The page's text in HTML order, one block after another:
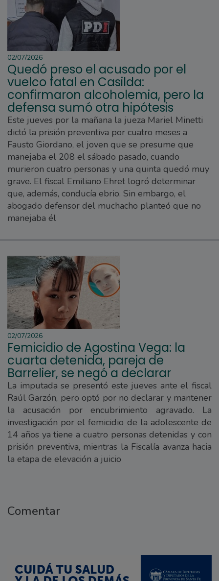
02/07/2026
Quedó preso el acusado por el
vuelco fatal en Casilda:
confirmaron alcoholemia, pero la
defensa sumó otra hipótesis
Este jueves por la mañana la jueza Mariel Minetti
dictó la prisión preventiva por cuatro meses a
Fausto Giordano, el joven que se presume que
manejaba el 208 el sábado pasado, cuando
murieron cuatro personas y una quinta quedó muy
grave. El fiscal Emiliano Ehret logró determinar
que, además, conducía ebrio. Sin embargo, el
abogado defensor del muchacho planteó que no
manejaba él
02/07/2026
Femicidio de Agostina Vega: la
cuarta detenida, pareja de
Barrelier, se negó a declarar
La imputada se presentó este jueves ante el fiscal
Raúl Garzón, pero optó por no declarar y mantener
la acusación por encubrimiento agravado. La
investigación por el femicidio de la adolescente de
14 años ya tiene a cuatro personas detenidas y con
prisión preventiva, mientras la Fiscalía avanza hacia
la etapa de elevación a juicio
Comentar